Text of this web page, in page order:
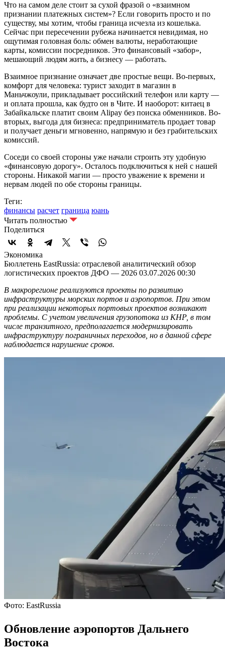
Что на самом деле стоит за сухой фразой о «взаимном
признании платежных систем»? Если говорить просто и по
существу, мы хотим, чтобы граница исчезла из кошелька.
Сейчас при пересечении рубежа начинается невидимая, но
ощутимая головная боль: обмен валюты, неработающие
карты, комиссии посредников. Это финансовый «забор»,
мешающий людям жить, а бизнесу — работать.
Взаимное признание означает две простые вещи. Во-первых,
комфорт для человека: турист заходит в магазин в
Маньчжоули, прикладывает российский телефон или карту —
и оплата прошла, как будто он в Чите. И наоборот: китаец в
Забайкальске платит своим Alipay без поиска обменников. Во-
вторых, выгода для бизнеса: предприниматель продает товар
и получает деньги мгновенно, напрямую и без грабительских
комиссий.
Соседи со своей стороны уже начали строить эту удобную
«финансовую дорогу». Осталось подключиться к ней с нашей
стороны. Никакой магии — просто уважение к времени и
нервам людей по обе стороны границы.
Теги:
финансы расчет граница юань
Читать полностью
Поделиться
Экономика
Бюллетень EastRussia: отраслевой аналитический обзор
логистических проектов ДФО — 2026 03.07.2026 00:30
В макрорегионе реализуются проекты по развитию
инфраструктуры морских портов и аэропортов. При этом
при реализации некоторых портовых проектов возникают
проблемы. С учетом увеличения грузопотока из КНР, в том
числе транзитного, предполагается модернизировать
инфраструктуру пограничных переходов, но в данной сфере
наблюдается нарушение сроков.
Фото: EastRussia
Обновление аэропортов Дальнего
Востока